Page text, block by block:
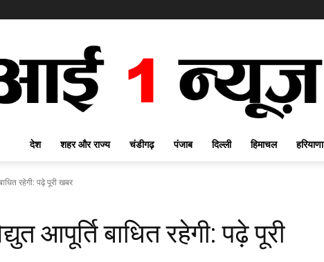
देश शहर और राज्य चंडीगढ़ पंजाब दिल्ली हिमाचल हरियाणा
रहेगी: पढ़े पूरी खबर
आपूर्ति बाधित रहेगी: पढ़े पूरी